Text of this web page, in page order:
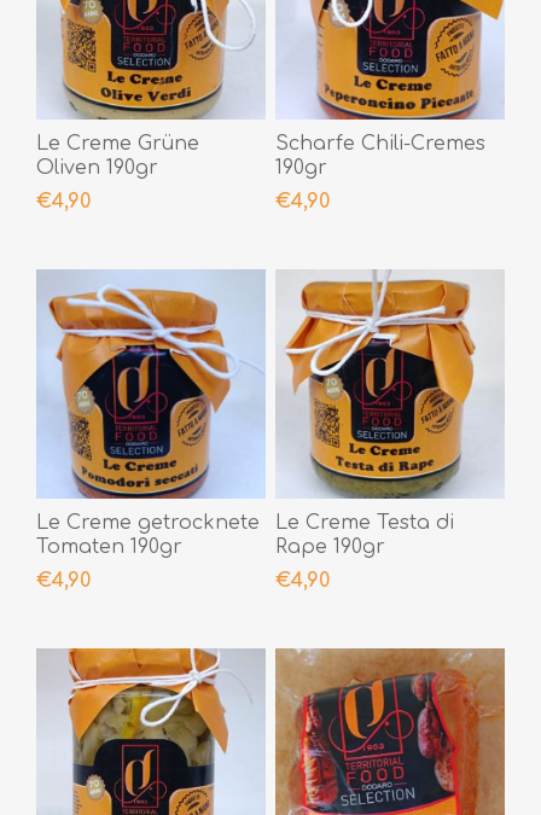
Le Creme Grüne
Oliven 190gr
€4,90
Scharfe Chili-Cremes
190gr
€4,90
Le Creme getrocknete
Tomaten 190gr
€4,90
Le Creme Testa di
Rape 190gr
€4,90